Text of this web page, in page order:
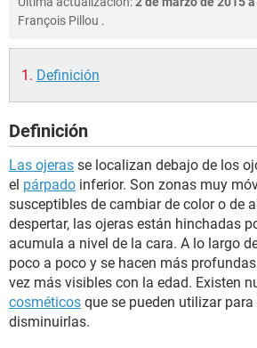
NUTRICIÓN
SEXUALIDAD
GLOSARIO
François Pillou .
Definición
Definición
Las ojeras se localizan debajo de los
el párpado inferior. Son zonas muy
susceptibles de cambiar de color o de
despertar, las ojeras están hinchadas
acumula a nivel de la cara. A lo largo
poco a poco y se hacen más
vez más visibles con la edad. Existen
cosméticos que se pueden utilizar
disminuirlas.